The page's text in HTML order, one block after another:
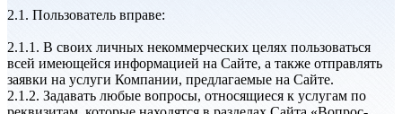
2.1. Пользователь вправе:
2.1.1. В своих личных некоммерческих целях пользоваться
всей имеющейся информацией на Сайте, а также отправлять
заявки на услуги Компании, предлагаемые на Сайте.
2.1.2. Задавать любые вопросы, относящиеся к услугам по